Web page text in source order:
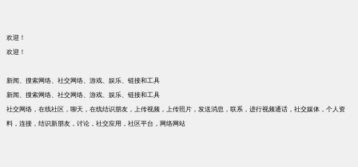
游
搜
索
欢迎！
欢迎！
新闻、搜索网络、社交网络、游戏、娱乐、链接和工具
新闻、搜索网络、社交网络、游戏、娱乐、链接和工具
社交网络，在线社区，聊天，在线结识朋友，上传视频，上传照片，发送消息，联系，进行视频通话，社交媒体，个人资
料，连接，结识新朋友，讨论，社交应用，社区平台，网络网站